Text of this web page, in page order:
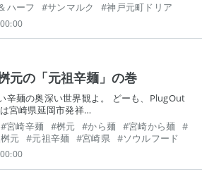
ハーフ
#サンマルク #神戸元町ドリア
元の「元祖辛麺」の巻
辛麺の奥深い世界観よ。 どーも、PlugOut
宮崎県延岡市発祥…
#宮崎辛麺 #桝元 #から麺 #宮崎から麺
#
元 #元祖辛麺 #宮崎県 #ソウルフード